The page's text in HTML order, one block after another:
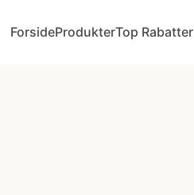
ForsideProdukterTop Rabatter